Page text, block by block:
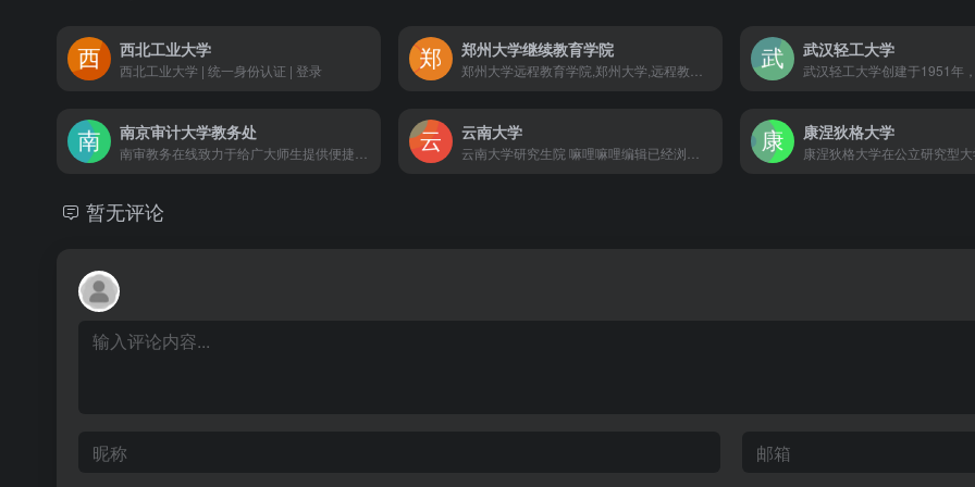
西北工业大学
西北工业大学 | 统一身份认证 | 登录
郑州大学继续教育学院 武汉轻工大学
南京审计大学教务处 云南大学 康涅狄格大学
暂无评论